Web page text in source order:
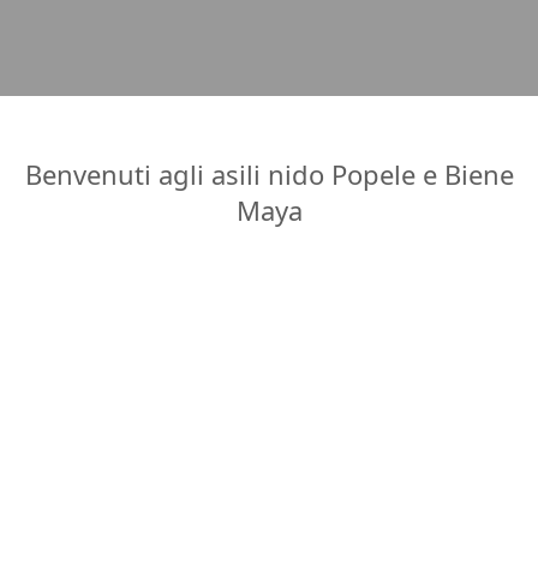
Benvenuti agli asili nido Popele e Biene
Maya